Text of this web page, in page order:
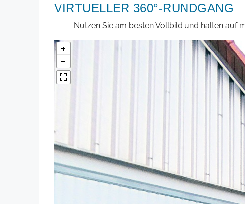
VIRTUELLER 360°-RUNDGANG
Nutzen Sie am besten Vollbild und halten auf